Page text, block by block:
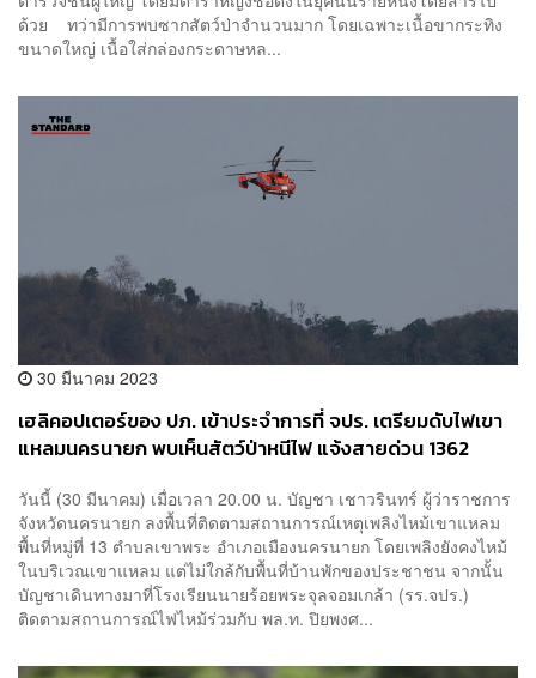
ด้วย ทว่ามีการพบซากสัตว์ป่าจำนวนมาก โดยเฉพาะเนื้อขากระทิง
ขนาดใหญ่ เนื้อใส่กล่องกระดาษหล...
30 มีนาคม 2023
เฮลิคอปเตอร์ของ ปภ. เข้าประจำการที่ จปร. เตรียมดับไฟเขา
แหลมนครนายก พบเห็นสัตว์ป่าหนีไฟ แจ้งสายด่วน 1362
วันนี้ (30 มีนาคม) เมื่อเวลา 20.00 น. บัญชา เชาวรินทร์ ผู้ว่าราชการ
จังหวัดนครนายก ลงพื้นที่ติดตามสถานการณ์เหตุเพลิงไหม้เขาแหลม
พื้นที่หมู่ที่ 13 ตำบลเขาพระ อำเภอเมืองนครนายก โดยเพลิงยังคงไหม้
ในบริเวณเขาแหลม แต่ไม่ใกล้กับพื้นที่บ้านพักของประชาชน จากนั้น
บัญชาเดินทางมาที่โรงเรียนนายร้อยพระจุลจอมเกล้า (รร.จปร.)
ติดตามสถานการณ์ไฟไหม้ร่วมกับ พล.ท. ปิยพงศ...